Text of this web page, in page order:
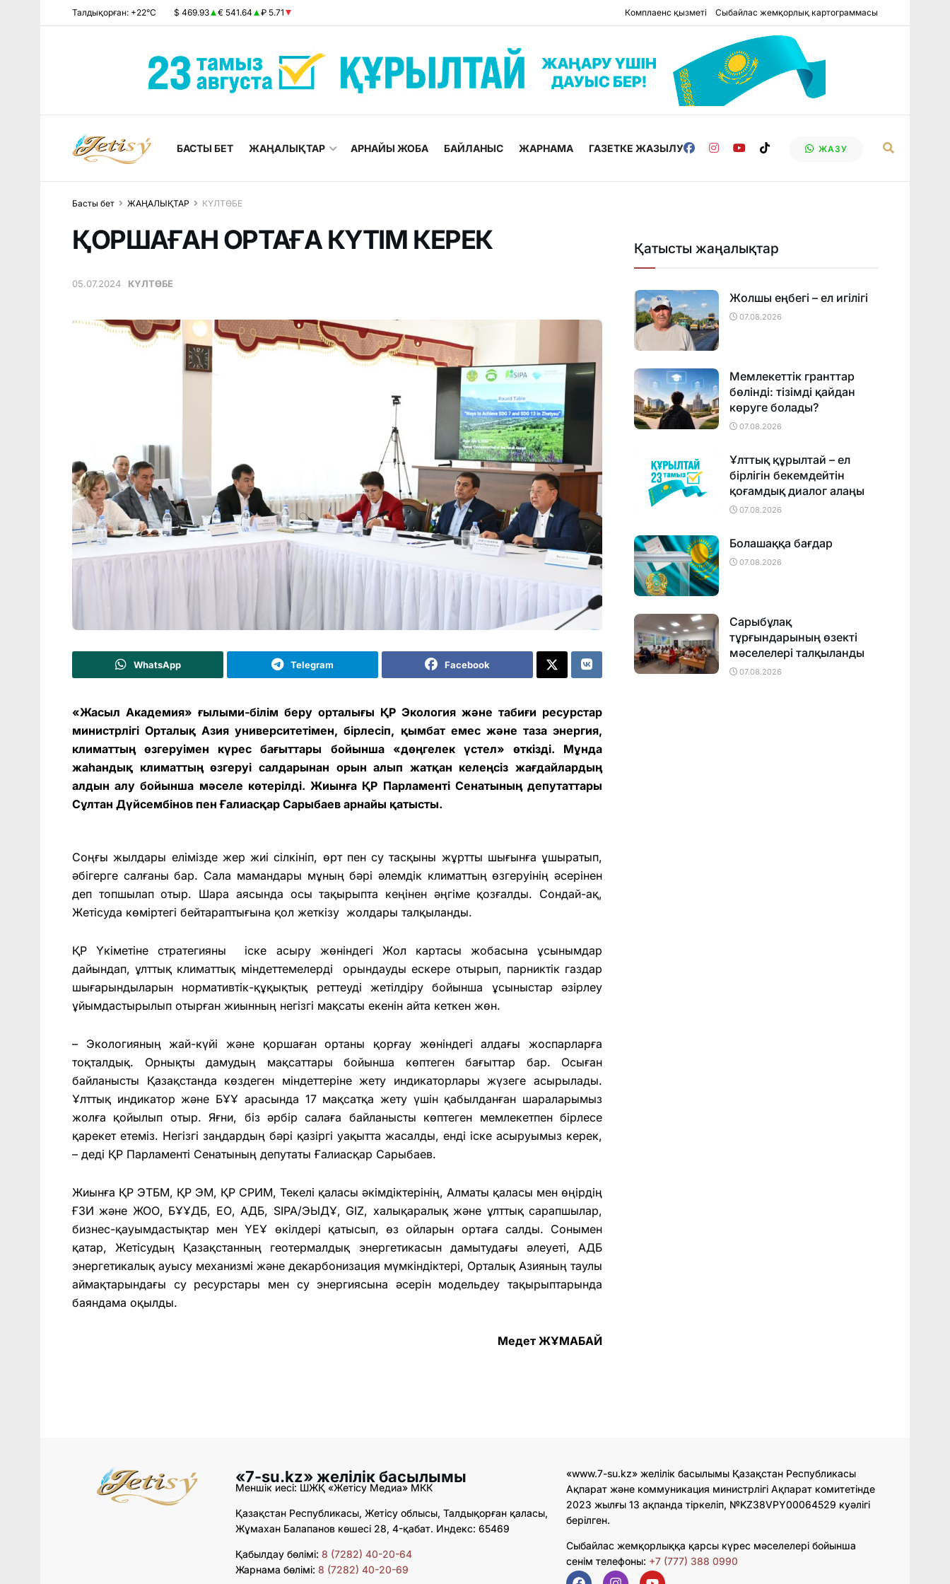
Талдықорған: +22°C $ 469.93 € 541.64 ₽ 5.71 Комплаенс қызметі Сыбайлас жемқорлық картограммасы
БАСТЫ БЕТ ЖАҢАЛЫҚТАР АРНАЙЫ ЖОБА БАЙЛАНЫС ЖАРНАМА ГАЗЕТКЕ ЖАЗЫЛУ ЖАЗУ
Басты бет ЖАҢАЛЫҚТАР КҮЛТӨБЕ
ҚОРШАҒАН ОРТАҒА КҮТІМ КЕРЕК
05.07.2024 КҮЛТӨБЕ
WhatsApp Telegram Facebook
«Жасыл Академия» ғылыми-білім беру орталығы ҚР Экология және табиғи ресурстар
министрлігі Орталық Азия университетімен, бірлесіп, қымбат емес және таза энергия,
климаттың өзгеруімен күрес бағыттары бойынша «дөңгелек үстел» өткізді. Мұнда
жаһандық климаттың өзгеруі салдарынан орын алып жатқан келеңсіз жағдайлардың
алдын алу бойынша мәселе көтерілді. Жиынға ҚР Парламенті Сенатының депутаттары
Сұлтан Дүйсембінов пен Ғалиасқар Сарыбаев арнайы қатысты.
Соңғы жылдары елімізде жер жиі сілкініп, өрт пен су тасқыны жұртты шығынға ұшыратып,
әбігерге салғаны бар. Сала мамандары мұның бәрі әлемдік климаттың өзгеруінің әсерінен
деп топшылап отыр. Шара аясында осы тақырыпта кеңінен әңгіме қозғалды. Сондай-ақ,
Жетісуда көміртегі бейтараптығына қол жеткізу жолдары талқыланды.
ҚР Үкіметіне стратегияны іске асыру жөніндегі Жол картасы жобасына ұсынымдар
дайындап, ұлттық климаттық міндеттемелерді орындауды ескере отырып, парниктік газдар
шығарындыларын нормативтік-құқықтық реттеуді жетілдіру бойынша ұсыныстар әзірлеу
ұйымдастырылып отырған жиынның негізгі мақсаты екенін айта кеткен жөн.
– Экологияның жай-күйі және қоршаған ортаны қорғау жөніндегі алдағы жоспарларға
тоқталдық. Орнықты дамудың мақсаттары бойынша көптеген бағыттар бар. Осыған
байланысты Қазақстанда көздеген міндеттеріне жету индикаторлары жүзеге асырылады.
Ұлттық индикатор және БҰҰ арасында 17 мақсатқа жету үшін қабылданған шараларымыз
жолға қойылып отыр. Яғни, біз әрбір салаға байланысты көптеген мемлекетпен бірлесе
қарекет етеміз. Негізгі заңдардың бәрі қазіргі уақытта жасалды, енді іске асыруымыз керек,
– деді ҚР Парламенті Сенатының депутаты Ғалиасқар Сарыбаев.
Жиынға ҚР ЭТБМ, ҚР ЭМ, ҚР СРИМ, Текелі қаласы әкімдіктерінің, Алматы қаласы мен өңірдің
ҒЗИ және ЖОО, БҰҰДБ, ЕО, АДБ, SIPA/ЭЫДҰ, GIZ, халықаралық және ұлттық сарапшылар,
бизнес-қауымдастықтар мен ҮЕҰ өкілдері қатысып, өз ойларын ортаға салды. Сонымен
қатар, Жетісудың Қазақстанның геотермалдық энергетикасын дамытудағы əлеуеті, АДБ
энергетикалық ауысу механизмі жəне декарбонизация мүмкіндіктері, Орталық Азияның таулы
аймақтарындағы су ресурстары мен су энергиясына əсерін модельдеу тақырыптарында
баяндама оқылды.
Медет ЖҰМАБАЙ
Қатысты жаңалықтар
Жолшы еңбегі – ел игілігі
07.08.2026
Мемлекеттік гранттар
бөлінді: тізімді қайдан
көруге болады?
07.08.2026
Ұлттық құрылтай – ел
бірлігін бекемдейтін
қоғамдық диалог алаңы
07.08.2026
Болашаққа бағдар
07.08.2026
Сарыбұлақ
тұрғындарының өзекті
мәселелері талқыланды
07.08.2026
«7-su.kz» желілік басылымы
Меншік иесі: ШЖҚ «Жетісу Медиа» МКК
Қазақстан Республикасы, Жетісу облысы, Талдықорған қаласы,
Жұмахан Балапанов көшесі 28, 4-қабат. Индекс: 65469
Қабылдау бөлімі: 8 (7282) 40-20-64
Жарнама бөлімі: 8 (7282) 40-20-69
«www.7-su.kz» желілік басылымы Қазақстан Республикасы
Ақпарат және коммуникация министрлігі Ақпарат комитетінде
2023 жылғы 13 ақпанда тіркеліп, №KZ38VPY00064529 куәлігі
берілген.
Сыбайлас жемқорлыққа қарсы күрес мәселелері бойынша
сенім телефоны: +7 (777) 388 0990